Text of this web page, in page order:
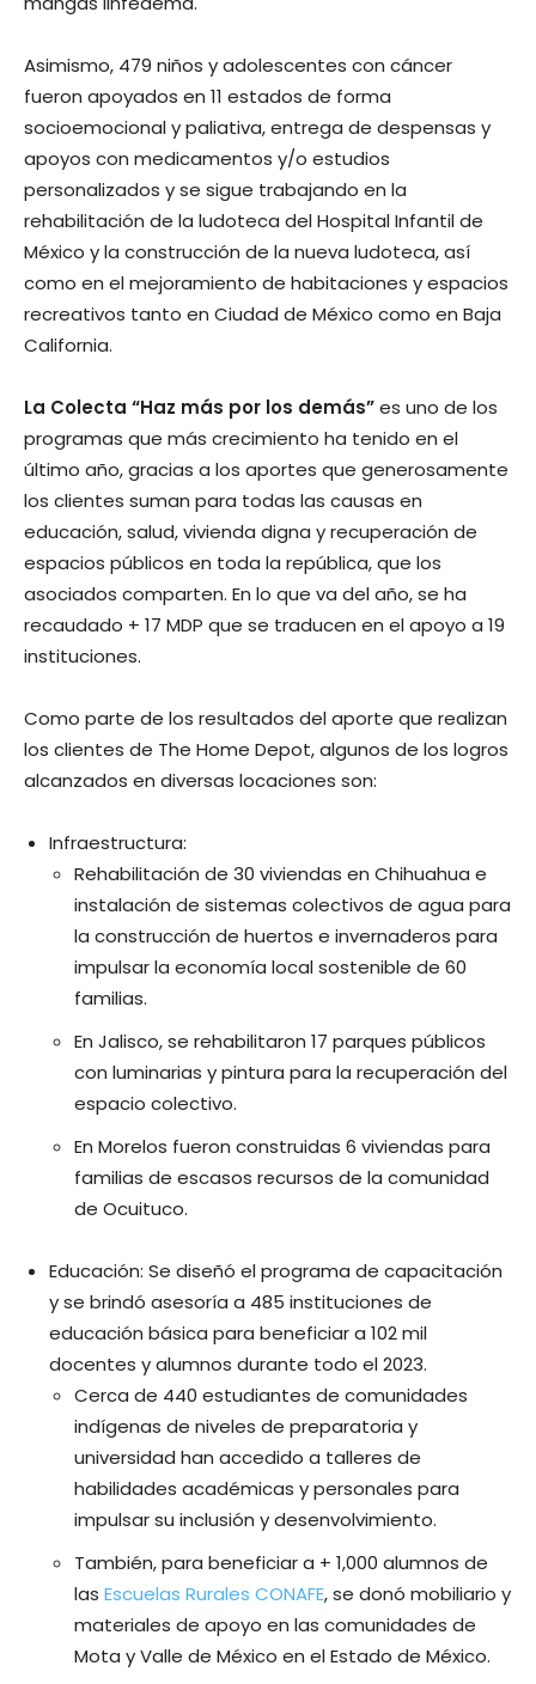
Asimismo, 479 niños y adolescentes con cáncer
fueron apoyados en 11 estados de forma
socioemocional y paliativa, entrega de despensas y
apoyos con medicamentos y/o estudios
personalizados y se sigue trabajando en la
rehabilitación de la ludoteca del Hospital Infantil de
México y la construcción de la nueva ludoteca, así
como en el mejoramiento de habitaciones y espacios
recreativos tanto en Ciudad de México como en Baja
California.
La Colecta “Haz más por los demás”es uno de los
programas que más crecimiento ha tenido en el
último año, gracias a los aportes que generosamente
los clientes suman para todas las causas en
educación, salud, vivienda digna y recuperación de
espacios públicos en toda la república, que los
asociados comparten. En lo que va del año, se ha
recaudado + 17 MDP que se traducen en el apoyo a 19
instituciones.
Como parte de los resultados del aporte que realizan
los clientes de The Home Depot, algunos de los logros
alcanzados en diversas locaciones son:
Infraestructura:
Rehabilitación de 30 viviendas en Chihuahua e
instalación de sistemas colectivos de agua para
la construcción de huertos e invernaderos para
impulsar la economía local sostenible de 60
familias.
En Jalisco, se rehabilitaron 17 parques públicos
con luminarias y pintura para la recuperación del
espacio colectivo.
En Morelos fueron construidas 6 viviendas para
familias de escasos recursos de la comunidad
de Ocuituco.
Educación: Se diseñó el programa de capacitación
y se brindó asesoría a 485 instituciones de
educación básica para beneficiar a 102 mil
docentes y alumnos durante todo el 2023.
Cerca de 440 estudiantes de comunidades
indígenas de niveles de preparatoria y
universidad han accedido a talleres de
habilidades académicas y personales para
impulsar su inclusión y desenvolvimiento.
También, para beneficiar a + 1,000 alumnos de
las Escuelas Rurales CONAFE, se donó mobiliario y
materiales de apoyo en las comunidades de
Mota y Valle de México en el Estado de México.